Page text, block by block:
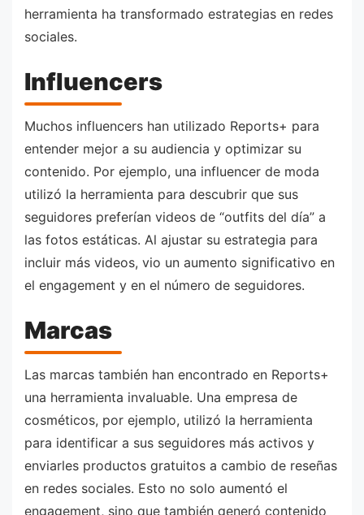
herramienta ha transformado estrategias en redes
sociales.
Influencers
Muchos influencers han utilizado Reports+ para
entender mejor a su audiencia y optimizar su
contenido. Por ejemplo, una influencer de moda
utilizó la herramienta para descubrir que sus
seguidores preferían videos de “outfits del día” a
las fotos estáticas. Al ajustar su estrategia para
incluir más videos, vio un aumento significativo en
el engagement y en el número de seguidores.
Marcas
Las marcas también han encontrado en Reports+
una herramienta invaluable. Una empresa de
cosméticos, por ejemplo, utilizó la herramienta
para identificar a sus seguidores más activos y
enviarles productos gratuitos a cambio de reseñas
en redes sociales. Esto no solo aumentó el
engagement, sino que también generó contenido